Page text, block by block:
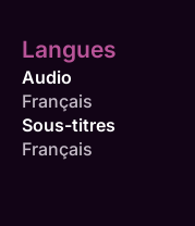
Langues
Audio
Français
Sous-titres
Français